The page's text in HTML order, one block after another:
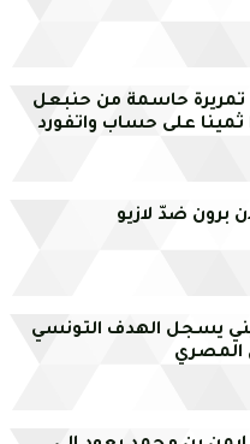
تمريرة حاسمة من حنبعل
ثمينا على حساب واتفورد
برون ضدّ لازيو
يسجل الهدف التونسي
المصري